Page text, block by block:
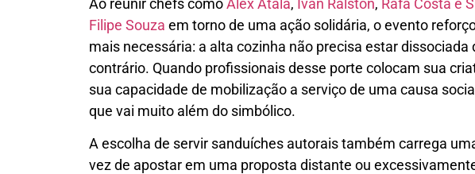
Filipe Souza em torno de uma ação solidária, o evento
mais necessária: a alta cozinha não precisa estar dissociada
contrário. Quando profissionais desse porte colocam sua
sua capacidade de mobilização a serviço de uma causa
que vai muito além do simbólico.
A escolha de servir sanduíches autorais também carrega
vez de apostar em uma proposta distante ou